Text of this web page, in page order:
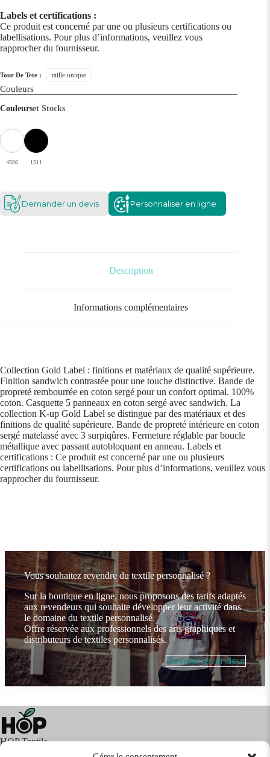
Labels et certifications :
Ce produit est concerné par une ou plusieurs certifications ou
labellisations. Pour plus d’informations, veuillez vous
rapprocher du fournisseur.
Tour De Tete : taille unique
Couleurs
Couleurset Stocks
4596 1511
Demander un devis Personnaliser en ligne
Description
Informations complémentaires
Collection Gold Label : finitions et matériaux de qualité supérieure.
Finition sandwich contrastée pour une touche distinctive. Bande de
propreté rembourrée en coton sergé pour un confort optimal. 100%
coton. Casquette 5 panneaux en coton sergé avec sandwich. La
collection K-up Gold Label se distingue par des matériaux et des
finitions de qualité supérieure. Bande de propreté intérieure en coton
sergé matelassé avec 3 surpiqûres. Fermeture réglable par boucle
métallique avec passant autobloquant en anneau. Labels et
certifications : Ce produit est concerné par une ou plusieurs
certifications ou labellisations. Pour plus d’informations, veuillez vous
rapprocher du fournisseur.
Vous souhaitez revendre du textile personnalisé ?
Sur la boutique en ligne, nous proposons des tarifs adaptés
aux revendeurs qui souhaite développer leur activité dans
le domaine du textile personnalisé.
Offre réservée aux professionnels des arts graphiques et
distributeurs de textiles personnalisés.
Devenir revendeur
HOP Textile